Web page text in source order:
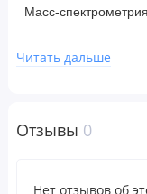
Масс-
Читать дальше
Отзывы 0
Нет отзывов об